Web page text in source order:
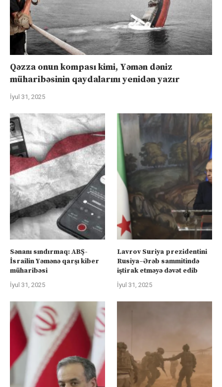
Qəzza onun kompası kimi, Yəmən dəniz
müharibəsinin qaydalarını yenidən yazır
İyul 31, 2025
Sənanı sındırmaq: ABŞ-
İsrailin Yəmənə qarşı kiber
müharibəsi
İyul 31, 2025
Lavrov Suriya prezidentini
Rusiya–Ərəb sammitində
iştirak etməyə dəvət edib
İyul 31, 2025